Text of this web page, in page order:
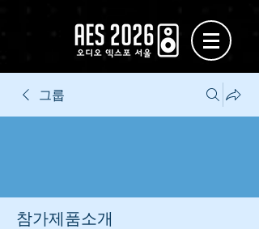
그룹
참가제품소개